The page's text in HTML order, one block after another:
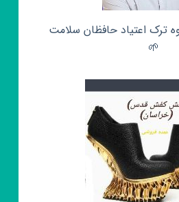
ترک اعتیاد حافظان سلامت
🌱